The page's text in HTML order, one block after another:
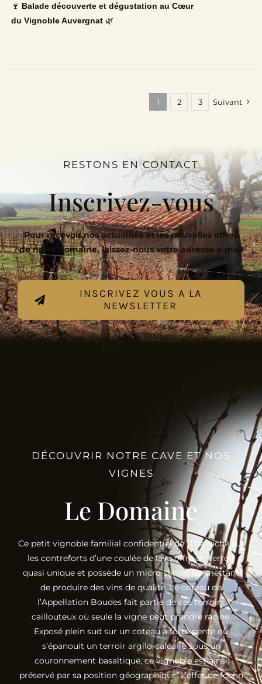
🍷 Balade découverte et dégustation au Cœur
du Vignoble Auvergnat🌿
1 2 3 Suivant
RESTONS EN CONTACT
Inscrivez-vous
Pour recevoir nos actualités et les nouvelles offres
de notre domaine, laissez-nous votre adresse e-mail
:
INSCRIVEZ VOUS A LA
NEWSLETTER
DÉCOUVRIR NOTRE CAVE ET NOS
VIGNES
Le Domaine
Ce petit vignoble familial confidentiel de 11 ha niché sur
les contreforts d’une coulée de lave offre un terroir
quasi unique et possède un micro climat permettant
de produire des vins de qualité. Le coteau de
l’Appellation Boudes fait partie de ces terroirs
caillouteux où seule la vigne peut prendre racine.
Exposé plein sud sur un coteau à forte pente où
s’épanouit un terroir argilo-calcaire sous un
couronnement basaltique, ce vignoble est ainsi
préservé par sa position géographique. L’effet de foehn